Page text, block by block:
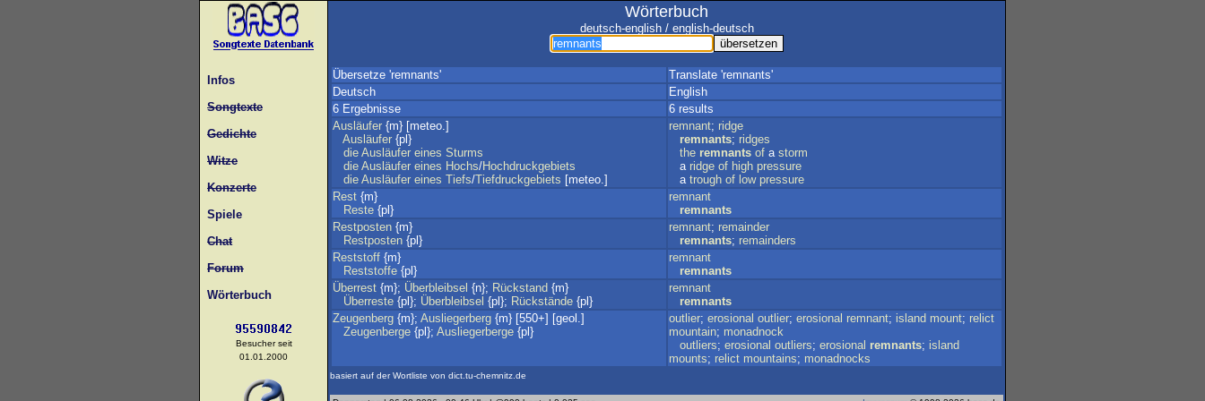
Infos
Songtexte
Gedichte
Witze
Konzerte
Spiele
Chat
Forum
Wörterbuch
Besucher seit
01.01.2000
Wörterbuch
deutsch-english / english-deutsch
Übersetze 'remnants'
Translate 'remnants'
Deutsch
English
6 Ergebnisse
6 results
Ausläufer {m} [meteo.]
Ausläufer {pl}
die Ausläufer eines Sturms
die Ausläufer eines Hochs/Hochdruckgebiets
die Ausläufer eines Tiefs/Tiefdruckgebiets [meteo.]
remnant; ridge
remnants; ridges
the remnants of a storm
a ridge of high pressure
a trough of low pressure
Rest {m}
Reste {pl}
remnant
remnants
Restposten {m}
Restposten {pl}
remnant; remainder
remnants; remainders
Reststoff {m}
Reststoffe {pl}
remnant
remnants
Überrest {m}; Überbleibsel {n}; Rückstand {m}
Überreste {pl}; Überbleibsel {pl}; Rückstände {pl}
remnant
remnants
Zeugenberg {m}; Ausliegerberg {m} [550+] [geol.]
Zeugenberge {pl}; Ausliegerberge {pl}
outlier; erosional outlier; erosional remnant; island mount; relict
mountain; monadnock
outliers; erosional outliers; erosional remnants; island
mounts; relict mountains; monadnocks
basiert auf der Wortliste von dict.tu-chemnitz.de